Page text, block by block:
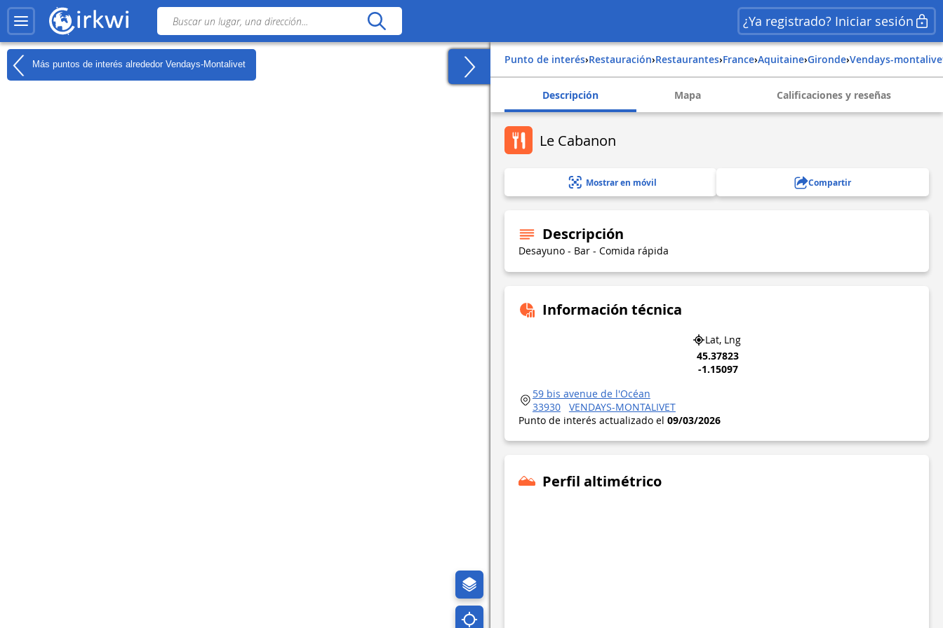
¿Ya registrado? Iniciar sesión
Más puntos de interés alrededor Vendays-Montalivet Punto de interés› Restauración› Restaurantes› france› aquitaine› gironde› vendays-
Descripción Mapa Calificaciones y reseñas
Le Cabanon
Mostrar en móvil Compartir
Descripción
Desayuno - Bar - Comida rápida
Información técnica
Lat, Lng
45.37823
-1.15097
59 bis avenue de l'Océan
33930
VENDAYS-MONTALIVET
Punto de interés actualizado el 09/03/2026
Perfil altimétrico